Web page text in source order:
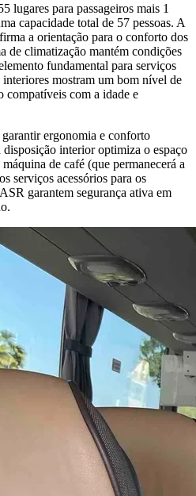
lugares para passageiros mais 1
capacidade total de 57 pessoas. A
a orientação para o conforto dos
de climatização mantém condições
fundamental para serviços
mostram um bom nível de
compatíveis com a idade e
ergonomia e conforto
disposição interior optimiza o espaço
de café (que permanecerá a
serviços acessórios para os
garantem segurança ativa em